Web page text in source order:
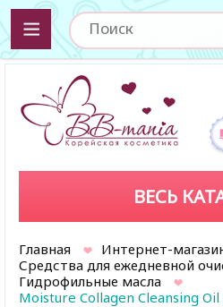
ВЕСЬ
Главная
Интернет-
Средства для ежедневной
Гидрофильные масла
Moisture Collagen Cleansing